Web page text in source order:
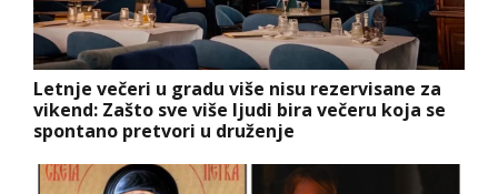
Letnje večeri u gradu više nisu rezervisane za
vikend: Zašto sve više ljudi bira večeru koja se
spontano pretvori u druženje